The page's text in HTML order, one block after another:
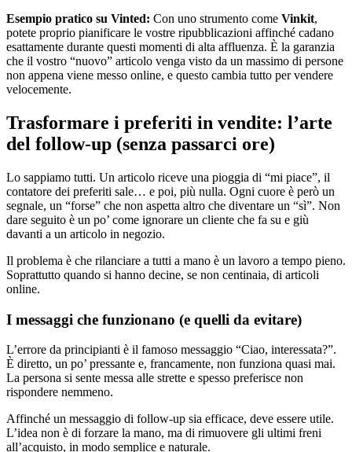
Esempio pratico su Vinted: Con uno strumento come Vinkit,
potete proprio pianificare le vostre ripubblicazioni affinché cadano
esattamente durante questi momenti di alta affluenza. È la garanzia
che il vostro “nuovo” articolo venga visto da un massimo di persone
non appena viene messo online, e questo cambia tutto per vendere
velocemente.
Trasformare i preferiti in vendite: l’arte
del follow-up (senza passarci ore)
Lo sappiamo tutti. Un articolo riceve una pioggia di “mi piace”, il
contatore dei preferiti sale… e poi, più nulla. Ogni cuore è però un
segnale, un “forse” che non aspetta altro che diventare un “sì”. Non
dare seguito è un po’ come ignorare un cliente che fa su e giù
davanti a un articolo in negozio.
Il problema è che rilanciare a tutti a mano è un lavoro a tempo pieno.
Soprattutto quando si hanno decine, se non centinaia, di articoli
online.
I messaggi che funzionano (e quelli da evitare)
L’errore da principianti è il famoso messaggio “Ciao, interessata?”.
È diretto, un po’ pressante e, francamente, non funziona quasi mai.
La persona si sente messa alle strette e spesso preferisce non
rispondere nemmeno.
Affinché un messaggio di follow-up sia efficace, deve essere utile.
L’idea non è di forzare la mano, ma di rimuovere gli ultimi freni
all’acquisto, in modo semplice e naturale.